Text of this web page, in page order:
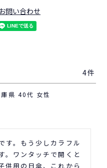
問い合わせ
4
県 40代 女性
す。もう少しカラフル
。ワンタッチで開くと
供用の日傘、これから